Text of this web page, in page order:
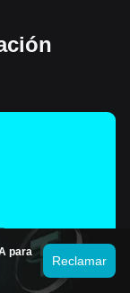
para
Reclamar